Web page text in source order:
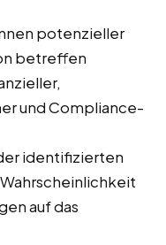
potenzieller
betreffen
und Compliance-
identifizierten
auf das